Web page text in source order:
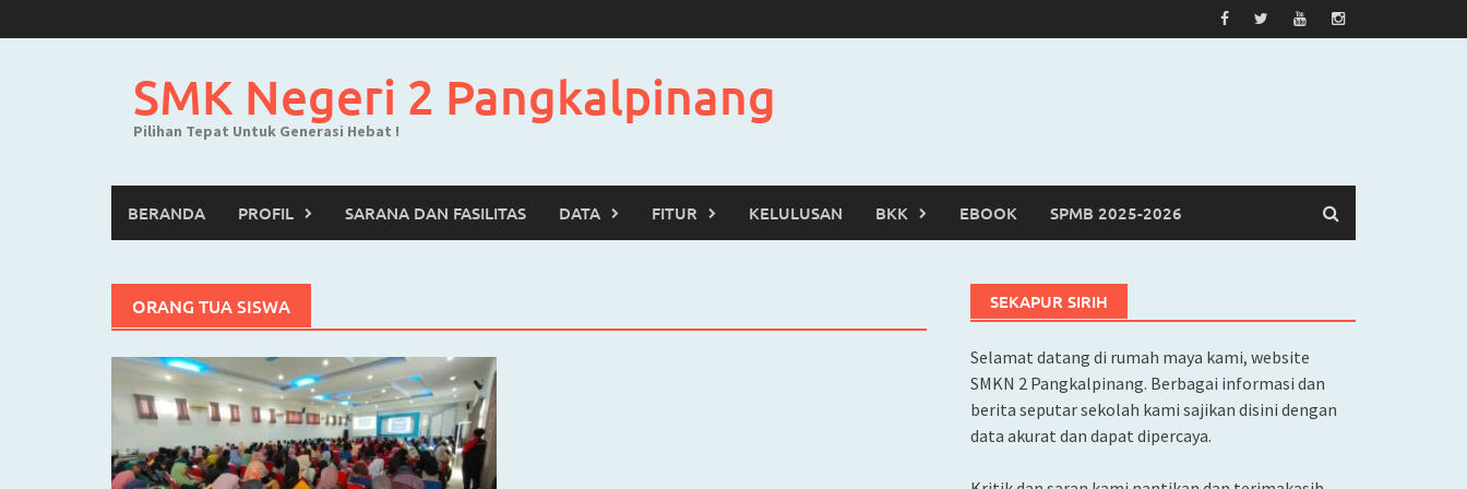
to
SMK Negeri 2 Pangkalpinang
Pilihan Tepat Untuk Generasi Hebat !
BERANDA PROFIL SARANA DAN FASILITAS DATA FITUR KELULUSAN BKK EBOOK SPMB 2025-2026
ORANG TUA SISWA SEKAPUR SIRIH
Selamat datang di rumah maya kami, website
SMKN 2 Pangkalpinang. Berbagai informasi dan
berita seputar sekolah kami sajikan disini dengan
data akurat dan dapat dipercaya.